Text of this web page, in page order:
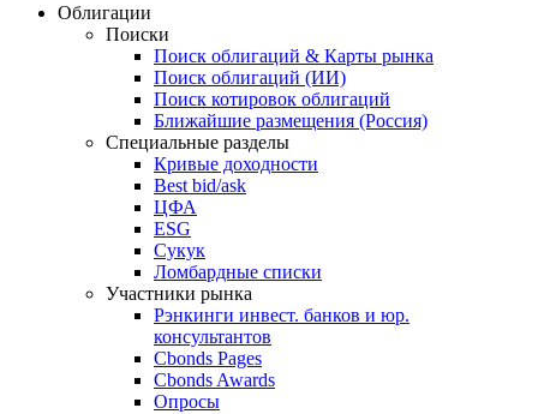
Облигации
Поиски
Поиск облигаций & Карты рынка
Поиск облигаций (ИИ)
Поиск котировок облигаций
Ближайшие размещения (Россия)
Специальные разделы
Кривые доходности
Best bid/ask
ЦФА
ESG
Сукук
Ломбардные списки
Участники рынка
Рэнкинги инвест. банков и юр.
консультантов
Cbonds Pages
Cbonds Awards
Опросы